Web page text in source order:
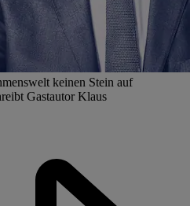
keinen Stein auf
Gastautor Klaus